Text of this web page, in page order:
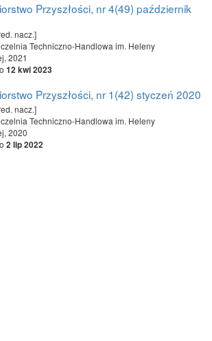
Przyszłości, nr 4(49) październik
nacz.]
Techniczno-Handlowa im. Heleny
2021
12 kwi 2023
Przyszłości, nr 1(42) styczeń 2020
nacz.]
Techniczno-Handlowa im. Heleny
2020
2 lip 2022